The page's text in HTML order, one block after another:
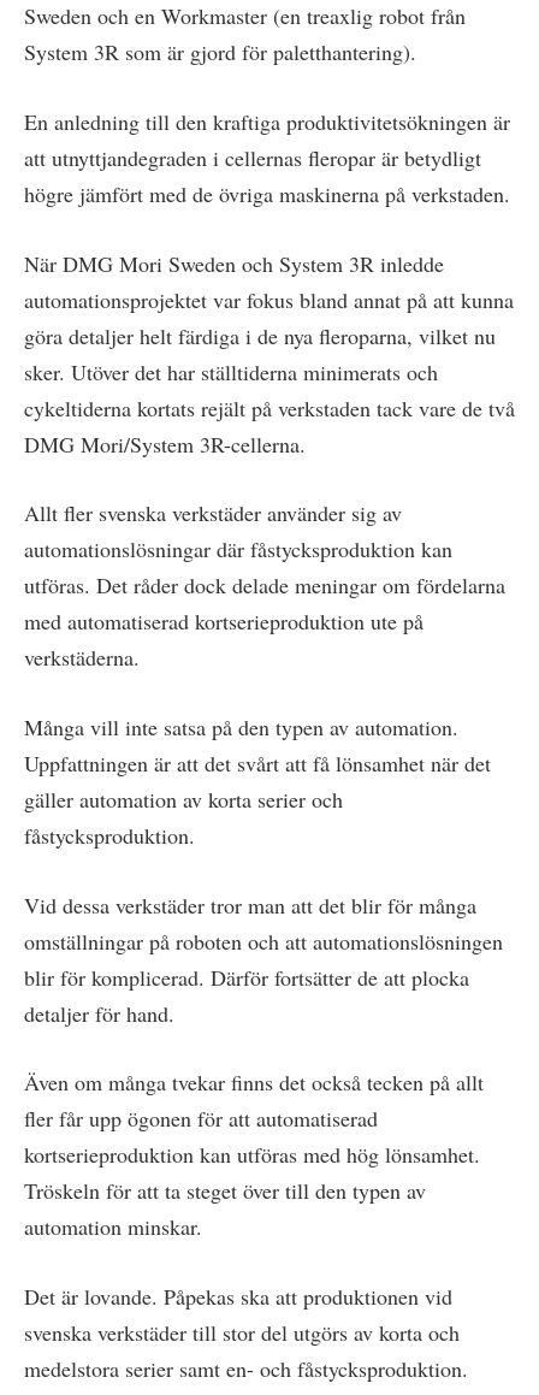
Sweden och en Workmaster (en treaxlig robot från
System 3R som är gjord för paletthantering).
En anledning till den kraftiga produktivitetsökningen är
att utnyttjandegraden i cellernas fleropar är betydligt
högre jämfört med de övriga maskinerna på verkstaden.
När DMG Mori Sweden och System 3R inledde
automationsprojektet var fokus bland annat på att kunna
göra detaljer helt färdiga i de nya fleroparna, vilket nu
sker. Utöver det har ställtiderna minimerats och
cykeltiderna kortats rejält på verkstaden tack vare de två
DMG Mori/System 3R-cellerna.
Allt fler svenska verkstäder använder sig av
automationslösningar där fåstycksproduktion kan
utföras. Det råder dock delade meningar om fördelarna
med automatiserad kortserieproduktion ute på
verkstäderna.
Många vill inte satsa på den typen av automation.
Uppfattningen är att det svårt att få lönsamhet när det
gäller automation av korta serier och
fåstycksproduktion.
Vid dessa verkstäder tror man att det blir för många
omställningar på roboten och att automationslösningen
blir för komplicerad. Därför fortsätter de att plocka
detaljer för hand.
Även om många tvekar finns det också tecken på allt
fler får upp ögonen för att automatiserad
kortserieproduktion kan utföras med hög lönsamhet.
Tröskeln för att ta steget över till den typen av
automation minskar.
Det är lovande. Påpekas ska att produktionen vid
svenska verkstäder till stor del utgörs av korta och
medelstora serier samt en- och fåstycksproduktion.